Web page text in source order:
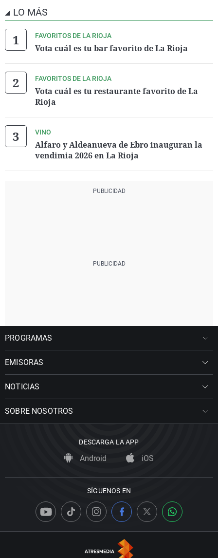
LO MÁS
FAVORITOS DE LA RIOJA
Vota cuál es tu bar favorito de La Rioja
FAVORITOS DE LA RIOJA
Vota cuál es tu restaurante favorito de La
Rioja
VINO
Alfaro y Aldeanueva de Ebro inauguran la
vendimia 2026 en La Rioja
PROGRAMAS
EMISORAS
NOTICIAS
SOBRE NOSOTROS
DESCARGA LA APP
Android iOS
SÍGUENOS EN